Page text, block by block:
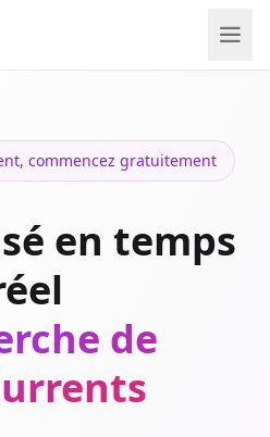
commencez gratuitement
en temps
de